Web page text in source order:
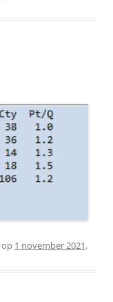
op 1 november 2021.